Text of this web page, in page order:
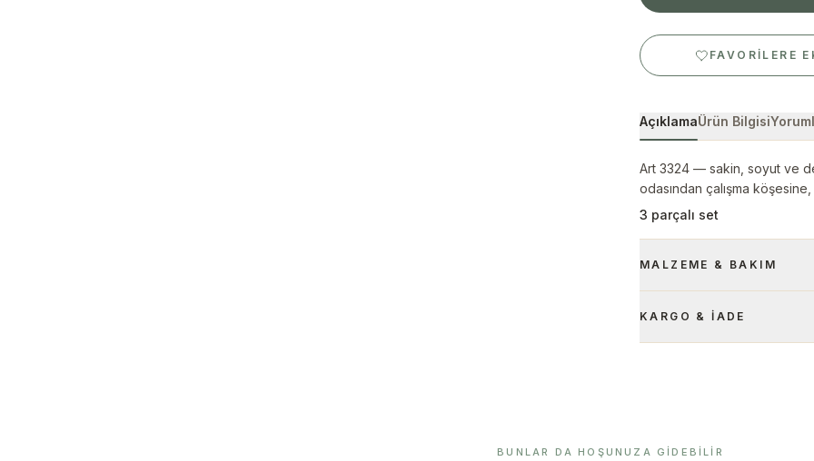
FAVORILERE
AçıklamaÜrün Bilgisi
Art 3324 — sakin, soyut ve
odasından çalışma
3 parçalı set
MALZEME & BAKIM
KARGO & İADE
BUNLAR DA HOŞUNUZA GIDEBILIR